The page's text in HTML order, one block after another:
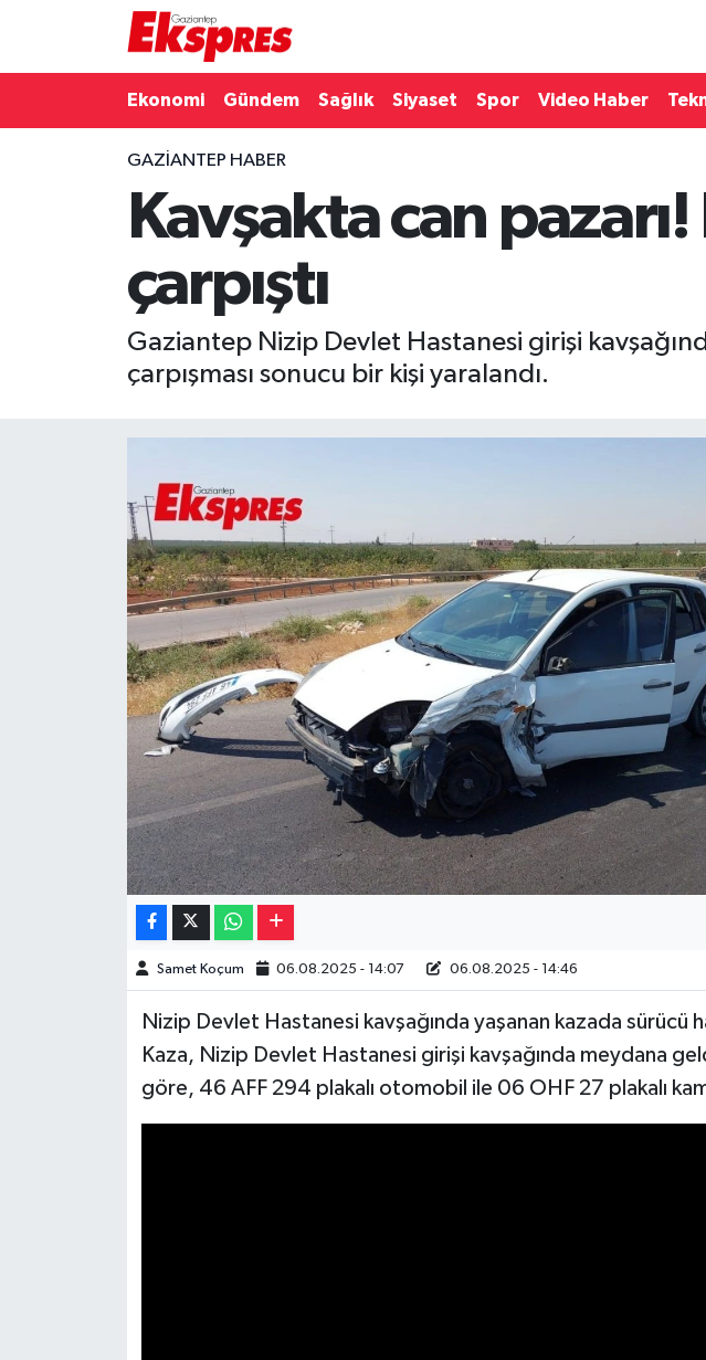
Ekonomi Gündem Sağlık Siyaset Spor Video Haber
GAZIANTEP HABER
Kavşakta can
çarpıştı
Gaziantep Nizip Devlet Hastanesi girişi
çarpışması sonucu bir kişi yaralandı.
Samet Koçum 06.08.2025 - 14:07 06.08.2025 - 14:46
Nizip Devlet Hastanesi kavşağında yaşanan kazada sürücü
Kaza, Nizip Devlet Hastanesi girişi kavşağında meydana
göre, 46 AFF 294 plakalı otomobil ile 06 OHF 27 plakalı
Gaziantep son dakika
Gündem
Haberler
Resmi İlanlar
Sinemalar
Puan Durumu ve Fikstür
Son Dakika Haberleri
Haber Arşivi